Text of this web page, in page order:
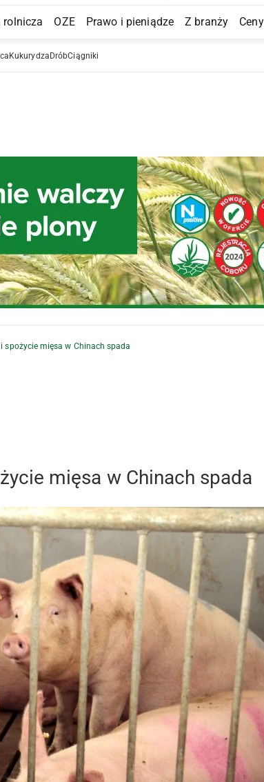
Main Navigation
rolnicza OZE Prawo i pieniądze Z branży Ceny
Kukurydza DróbCiągniki
spożycie mięsa w Chinach spada
mięsa w Chinach spada